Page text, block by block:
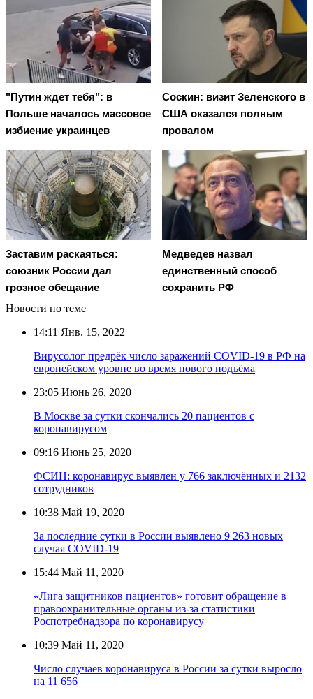
"Путин ждет тебя": в
Польше началось массовое
избиение украинцев
Соскин: визит Зеленского в
США оказался полным
провалом
Заставим раскаяться:
союзник России дал
грозное обещание
Медведев назвал
единственный способ
сохранить РФ
Новости по теме
14:11 Янв. 15, 2022
Вирусолог предрёк число заражений COVID-19 в РФ на
европейском уровне во время нового подъёма
23:05 Июнь 26, 2020
В Москве за сутки скончались 20 пациентов с
коронавирусом
09:16 Июнь 25, 2020
ФСИН: коронавирус выявлен у 766 заключённых и 2132
сотрудников
10:38 Май 19, 2020
За последние сутки в России выявлено 9 263 новых
случая COVID-19
15:44 Май 11, 2020
«Лига защитников пациентов» готовит обращение в
правоохранительные органы из-за статистики
Роспотребнадзора по коронавирусу
10:39 Май 11, 2020
Число случаев коронавируса в России за сутки выросло
на 11 656